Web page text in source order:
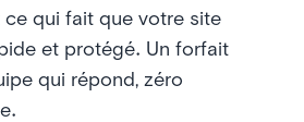
ce qui fait que votre site
et protégé. Un forfait
qui répond, zéro